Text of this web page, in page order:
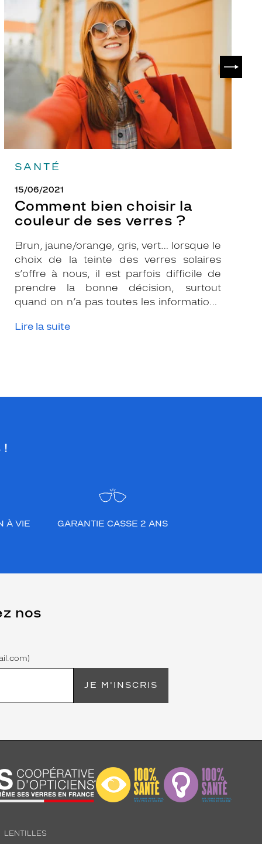
SANTÉ
15/06/2021
Comment bien choisir la
couleur de ses verres ?
Brun, jaune/orange, gris, vert… lorsque le
choix de la teinte des verres solaires
s’offre à nous, il est parfois difficile de
prendre la bonne décision, surtout
quand on n’a pas toutes les informations
pour vous conseiller et apporter leur
Lire la suite
choisir
la
couleur
de
verres
!
À VIE GARANTIE CASSE 2 ANS
nos
JE M'INSCRIS
LENTILLES